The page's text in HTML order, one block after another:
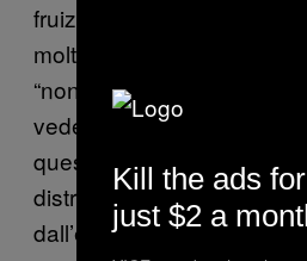
fruizione sia facile per tutti.
molti registi che si
“non è più come una
vedere distribuito il proprio
questa cosa che un tuo
distribuibile fa ridere.
dall’esempio del cinema
Kill the ads for
just $2 a